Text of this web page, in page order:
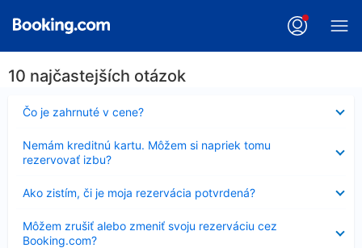
10 najčastejších otázok
Čo je zahrnuté v cene?
Nezobrazuje
sa
Nemám kreditnú kartu. Môžem si napriek tomu
rezervovať izbu?
sa
Ako zistím, či je moja rezervácia potvrdená?
sa
Môžem zrušiť alebo zmeniť svoju rezerváciu cez
Booking.com?
sa